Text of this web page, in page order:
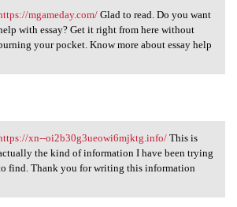
mgameday.com/ Glad to
mgameday.com/Glad to read. Do you want
with essay? Get it right from here without
your pocket. Know more about essay help
xn-
xn--oi2b30g3ueowi6mjktg.info/This is
the kind of information I have been trying
find. Thank you for writing this information